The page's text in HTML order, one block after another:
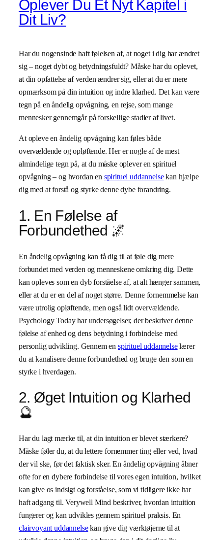
Oplever Du Et Nyt Kapitel i
Dit Liv?
Har du nogensinde haft følelsen af, at noget i dig har ændret
sig – noget dybt og betydningsfuldt? Måske har du oplevet,
at din opfattelse af verden ændrer sig, eller at du er mere
opmærksom på din intuition og indre klarhed. Det kan være
tegn på en åndelig opvågning, en rejse, som mange
mennesker gennemgår på forskellige stadier af livet.
At opleve en åndelig opvågning kan føles både
overvældende og opløftende. Her er nogle af de mest
almindelige tegn på, at du måske oplever en spirituel
opvågning – og hvordan en spirituel uddannelsekan hjælpe
dig med at forstå og styrke denne dybe forandring.
1. En Følelse af
Forbundethed 🌌
En åndelig opvågning kan få dig til at føle dig mere
forbundet med verden og menneskene omkring dig. Dette
kan opleves som en dyb forståelse af, at alt hænger sammen,
eller at du er en del af noget større. Denne fornemmelse kan
være utrolig opløftende, men også lidt overvældende.
Psychology Today har undersøgelser, der beskriver denne
følelse af enhed og dens betydning i forbindelse med
personlig udvikling. Gennem en spirituel uddannelselærer
du at kanalisere denne forbundethed og bruge den som en
styrke i hverdagen.
2. Øget Intuition og Klarhed
🔮
Har du lagt mærke til, at din intuition er blevet stærkere?
Måske føler du, at du lettere fornemmer ting eller ved, hvad
der vil ske, før det faktisk sker. En åndelig opvågning åbner
ofte for en dybere forbindelse til vores egen intuition, hvilket
kan give os indsigt og forståelse, som vi tidligere ikke har
haft adgang til. Verywell Mind beskriver, hvordan intuition
fungerer og kan udvikles gennem spirituel praksis. En
clairvoyant uddannelsekan give dig værktøjerne til at